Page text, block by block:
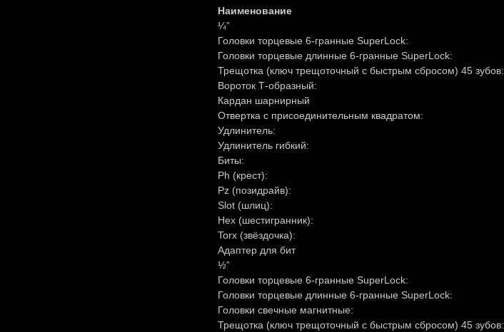
Наименование
¼”
Головки торцевые 6-гранные SuperLock:
Головки торцевые длинные 6-гранные SuperLock:
Трещотка (ключ трещоточный с быстрым сбросом) 45 зубов:
Вороток Т-образный:
Кардан шарнирный
Отвертка с присоединительным квадратом:
Удлинитель:
Удлинитель гибкий:
Биты:
Ph (крест):
Pz (позидрайв):
Slot (шлиц):
Hex (шестигранник):
Torx (звёздочка):
Адаптер для бит
½”
Головки торцевые 6-гранные SuperLock:
Головки торцевые длинные 6-гранные SuperLock:
Головки свечные магнитные:
Трещотка (ключ трещоточный с быстрым сбросом) 45 зубов: